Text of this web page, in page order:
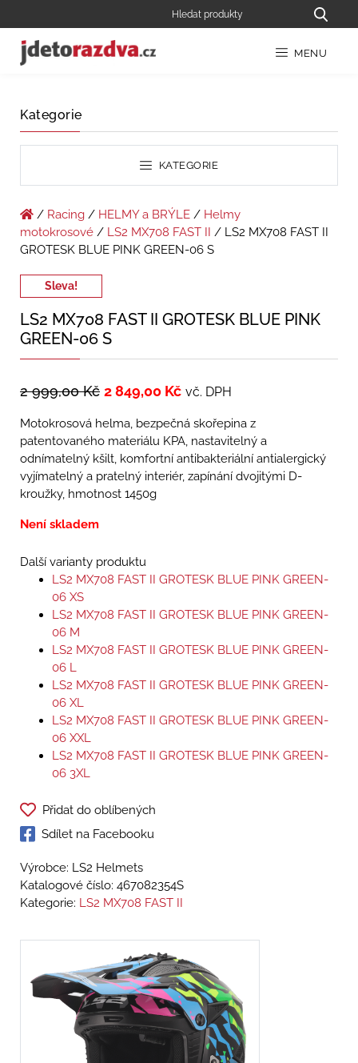
MENU
Kategorie
KATEGORIE
/ Racing / HELMY a BRÝLE / Helmy
motokrosové / LS2 MX708 FAST II
/ LS2 MX708 FAST II
GROTESK BLUE PINK GREEN-06 S
Sleva!
LS2 MX708 FAST II GROTESK BLUE PINK
GREEN-06 S
2 999,00Kč 2 849,00 Kč vč. DPH
Motokrosová helma, bezpečná skořepina z
patentovaného materiálu KPA, nastavitelný a
odnímatelný kšilt, komfortní antibakteriální antialergický
vyjímatelný a pratelný interiér, zapínání dvojitými D-
kroužky, hmotnost 1450g
Není skladem
Další varianty produktu
LS2 MX708 FAST II GROTESK BLUE PINK GREEN-
06 XS
LS2 MX708 FAST II GROTESK BLUE PINK GREEN-
06 M
LS2 MX708 FAST II GROTESK BLUE PINK GREEN-
06 L
LS2 MX708 FAST II GROTESK BLUE PINK GREEN-
06 XL
LS2 MX708 FAST II GROTESK BLUE PINK GREEN-
06 XXL
LS2 MX708 FAST II GROTESK BLUE PINK GREEN-
06 3XL
Přidat do oblíbených
Sdílet na Facebooku
Výrobce: LS2 Helmets
Katalogové číslo: 467082354S
Kategorie: LS2 MX708 FAST II